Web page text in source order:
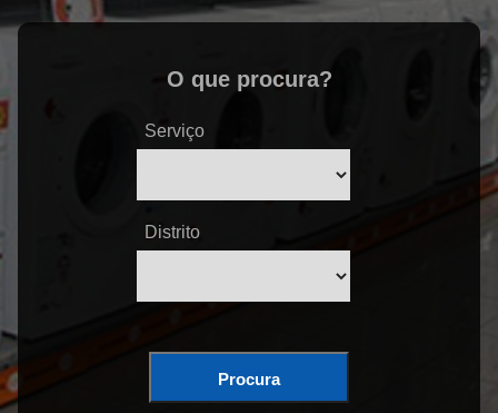
O que procura?
Serviço
Distrito
Procura